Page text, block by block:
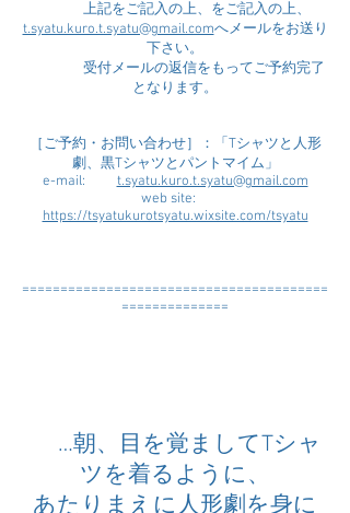
上記をご記入の上、をご記入の上、
t.syatu.kuro.t.syatu@gmail.comへメールをお送り
下さい。
受付メールの返信をもってご予約完了
となります。
［ご予約・お問い合わせ］：「Tシャツと人形
劇、黒Tシャツとパントマイム」
e-mail: t.syatu.kuro.t.syatu@gmail.com
web site:
https://tsyatukurotsyatu.wixsite.com/tsyatu
========================================
==============
…朝、目を覚ましてTシャ
ツを着るように、
あたりまえに人形劇を身に